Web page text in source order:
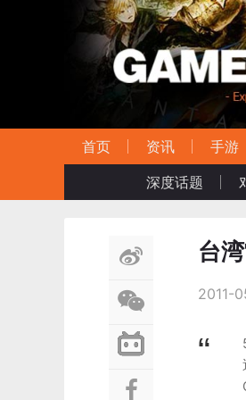
首页 资讯 手游
深度话题
台
2011-